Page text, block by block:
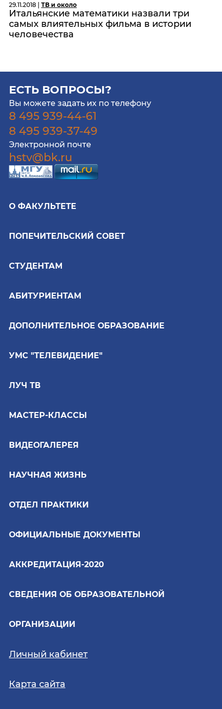
29.11.2018 | ТВ и около
Итальянские математики назвали три
самых влиятельных фильма в истории
человечества
ЕСТЬ ВОПРОСЫ?
Вы можете задать их по телефону
8 495 939-44-61
8 495 939-37-49
Электронной почте
hstv@bk.ru
О ФАКУЛЬТЕТЕ
ПОПЕЧИТЕЛЬСКИЙ СОВЕТ
СТУДЕНТАМ
АБИТУРИЕНТАМ
ДОПОЛНИТЕЛЬНОЕ ОБРАЗОВАНИЕ
УМС "ТЕЛЕВИДЕНИЕ"
ЛУЧ ТВ
МАСТЕР-КЛАССЫ
ВИДЕОГАЛЕРЕЯ
НАУЧНАЯ ЖИЗНЬ
ОТДЕЛ ПРАКТИКИ
ОФИЦИАЛЬНЫЕ ДОКУМЕНТЫ
АККРЕДИТАЦИЯ-2020
СВЕДЕНИЯ ОБ ОБРАЗОВАТЕЛЬНОЙ
ОРГАНИЗАЦИИ
Личный кабинет
Карта сайта